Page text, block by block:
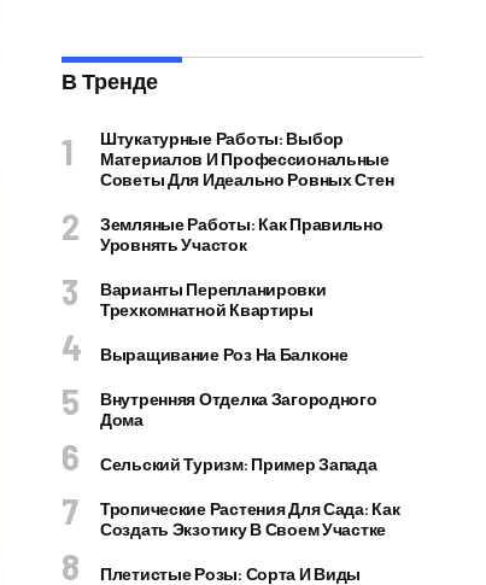
В Тренде
Штукатурные Работы: Выбор
Материалов И Профессиональные
Советы Для Идеально Ровных Стен
Земляные Работы: Как Правильно
Уровнять Участок
Варианты Перепланировки
Трехкомнатной Квартиры
Выращивание Роз На Балконе
Внутренняя Отделка Загородного
Дома
Сельский Туризм: Пример Запада
Тропические Растения Для Сада: Как
Создать Экзотику В Своем Участке
Плетистые Розы: Сорта И Виды